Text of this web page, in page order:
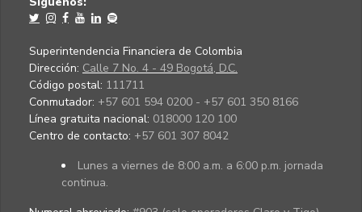
Superintendencia Financiera de Colombia
Dirección: Calle 7 No. 4 - 49 Bogotá, D.C.
Código postal: 111711
Conmutador: +57 601 594 0200 - +57 601 350 8166
Línea gratuita nacional: 018000 120 100
Centro de contacto: +57 601 307 8042
Lunes a viernes de 8:00 a.m. a 6:00 p.m. jornada
continua.